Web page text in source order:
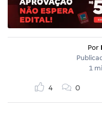
Por
1
4 0